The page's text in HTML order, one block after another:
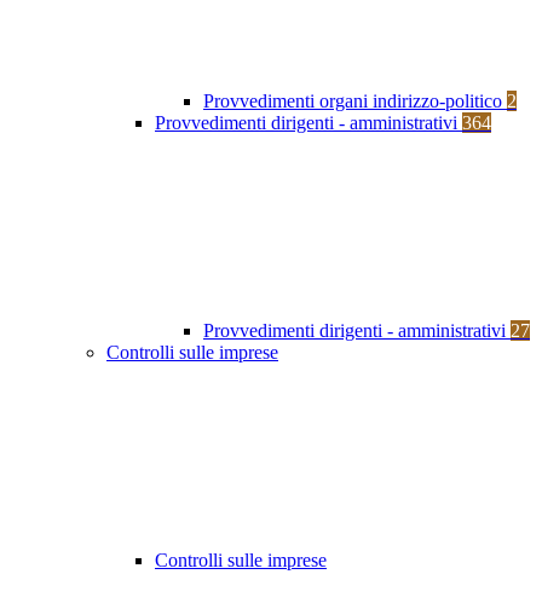
Provvedimenti organi indirizzo-politico 2
Provvedimenti dirigenti - amministrativi 364
Provvedimenti dirigenti - amministrativi 27
Controlli sulle imprese
Controlli sulle imprese